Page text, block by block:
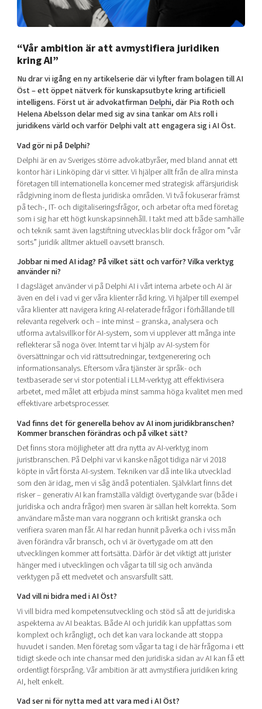
Shaping cities and regions
Bright East
East Sweden Tech Women
Reversed mentorship
Current offers and activities
Upscaling
Talent & skills
Startup & industry collaboration
Offers to boost your business
Funding opportunities
Our community of companies
Projects
Publications
Project toolbox
Our clusters
Reach out to us
Locations
Today's lunch in Mjärdevi
“Vår ambition är att avmystifiera juridiken
kring AI”
Nu drar vi igång en ny artikelserie där vi lyfter fram bolagen till AI
Öst – ett öppet nätverk för kunskapsutbyte kring artificiell
intelligens. Först ut är advokatfirmanDelphi, där Pia Roth och
Helena Abelsson delar med sig av sina tankar om AI:s roll i
juridikens värld och varför Delphi valt att engagera sig i AI Öst.
Vad gör ni på Delphi?
Delphi är en av Sveriges större advokatbyråer, med bland annat ett
kontor här i Linköping där vi sitter. Vi hjälper allt från de allra minsta
företagen till internationella koncerner med strategisk affärsjuridisk
rådgivning inom de flesta juridiska områden. Vi två fokuserar främst
på tech-, IT- och digitaliseringsfrågor, och arbetar ofta med företag
som i sig har ett högt kunskapsinnehåll. I takt med att både samhälle
och teknik samt även lagstiftning utvecklas blir dock frågor om ”vår
sorts” juridik alltmer aktuell oavsett bransch.
Jobbar ni med AI idag? På vilket sätt och varför? Vilka verktyg
använder ni?
I dagsläget använder vi på Delphi AI i vårt interna arbete och AI är
även en del i vad vi ger våra klienter råd kring. Vi hjälper till exempel
våra klienter att navigera kring AI-relaterade frågor i förhållande till
relevanta regelverk och – inte minst – granska, analysera och
utforma avtalsvillkor för AI-system, som vi upplever att många inte
reflekterar så noga över. Internt tar vi hjälp av AI-system för
översättningar och vid rättsutredningar, textgenerering och
informationsanalys. Eftersom våra tjänster är språk- och
textbaserade ser vi stor potential i LLM-verktyg att effektivisera
arbetet, med målet att erbjuda minst samma höga kvalitet men med
effektivare arbetsprocesser.
Vad finns det för generella behov av AI inom juridikbranschen?
Kommer branschen förändras och på vilket sätt?
Det finns stora möjligheter att dra nytta av AI-verktyg inom
juristbranschen. På Delphi var vi kanske något tidiga när vi 2018
köpte in vårt första AI-system. Tekniken var då inte lika utvecklad
som den är idag, men vi såg ändå potentialen. Självklart finns det
risker – generativ AI kan framställa väldigt övertygande svar (både i
juridiska och andra frågor) men svaren är sällan helt korrekta. Som
användare måste man vara noggrann och kritiskt granska och
verifiera svaren man får. AI har redan hunnit påverka och i viss mån
även förändra vår bransch, och vi är övertygade om att den
utvecklingen kommer att fortsätta. Därför är det viktigt att jurister
hänger med i utvecklingen och vågar ta till sig och använda
verktygen på ett medvetet och ansvarsfullt sätt.
Vad vill ni bidra med i AI Öst?
Vi vill bidra med kompetensutveckling och stöd så att de juridiska
aspekterna av AI beaktas. Både AI och juridik kan uppfattas som
komplext och krångligt, och det kan vara lockande att stoppa
huvudet i sanden. Men företag som vågar ta tag i de här frågorna i ett
tidigt skede och inte chansar med den juridiska sidan av AI kan få ett
ordentligt försprång. Vår ambition är att avmystifiera juridiken kring
AI, helt enkelt.
Vad ser ni för nytta med att vara med i AI Öst?